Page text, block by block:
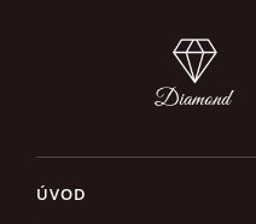
ÚVOD